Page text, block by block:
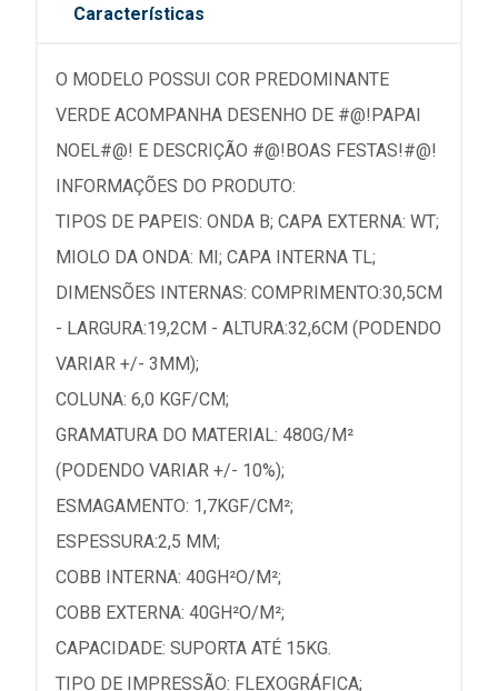
Características
O MODELO POSSUI COR PREDOMINANTE
VERDE ACOMPANHA DESENHO DE #@!PAPAI
NOEL#@! E DESCRIÇÃO #@!BOAS FESTAS!#@!
INFORMAÇÕES DO PRODUTO:
TIPOS DE PAPEIS: ONDA B; CAPA EXTERNA: WT;
MIOLO DA ONDA: MI; CAPA INTERNA TL;
DIMENSÕES INTERNAS: COMPRIMENTO:30,5CM
- LARGURA:19,2CM - ALTURA:32,6CM (PODENDO
VARIAR +/- 3MM);
COLUNA: 6,0 KGF/CM;
GRAMATURA DO MATERIAL: 480G/M²
(PODENDO VARIAR +/- 10%);
ESMAGAMENTO: 1,7KGF/CM²;
ESPESSURA:2,5 MM;
COBB INTERNA: 40GH²O/M²;
COBB EXTERNA: 40GH²O/M²;
CAPACIDADE: SUPORTA ATÉ 15KG.
TIPO DE IMPRESSÃO: FLEXOGRÁFICA;